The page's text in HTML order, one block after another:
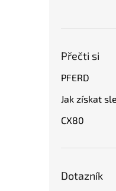
Přečti si
PFERD
Jak získat
CX80
Dotazník